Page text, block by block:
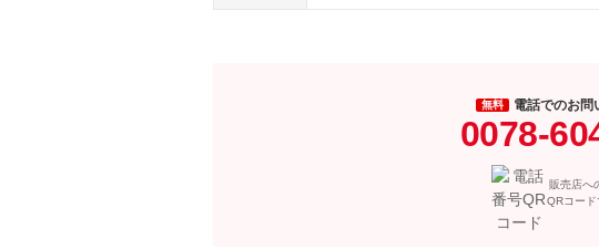
無料 電話でのお問
0078-
販売店へ
QRコード